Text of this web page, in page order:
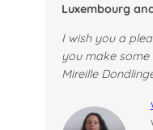
Luxembourg
I wish you a
you make some
Mireille